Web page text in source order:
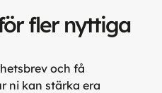
fler nyttiga
och få
ni kan stärka era